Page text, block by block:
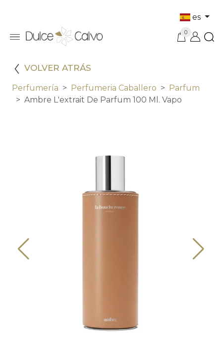
es
0
VOLVER ATRÁS
Perfumería Perfumeria Caballero
Parfum
Ambre L'extrait De Parfum 100 Ml. Vapo